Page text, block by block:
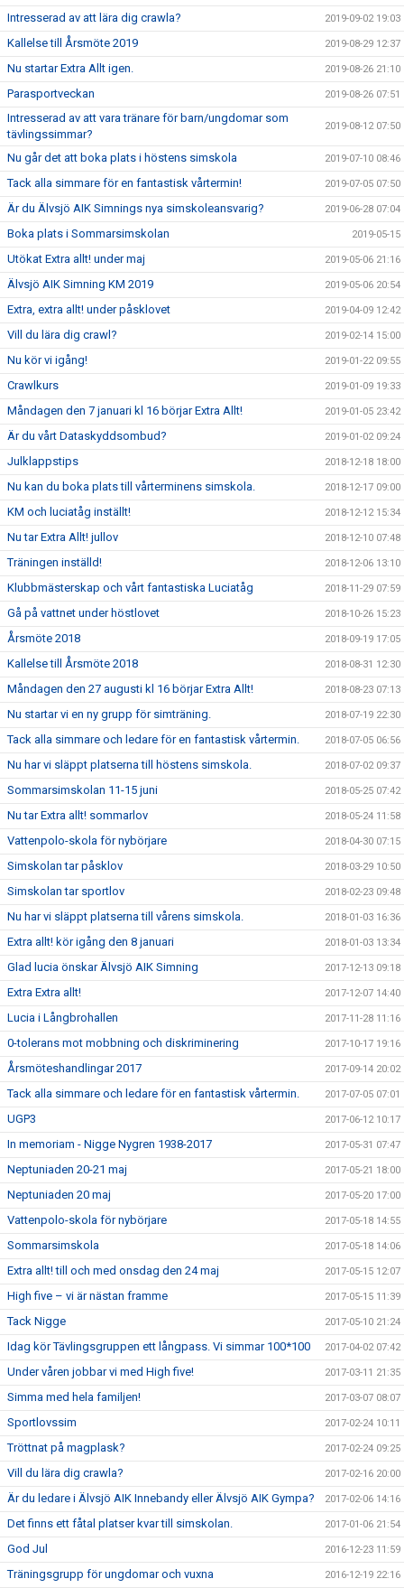
Intresserad av att lära dig crawla? 2019-09-02 19:03
Kallelse till Årsmöte 2019 2019-08-29 12:37
Nu startar Extra Allt igen. 2019-08-26 21:10
Parasportveckan 2019-08-26 07:51
Intresserad av att vara tränare för barn/ungdomar som
tävlingssimmar?
2019-08-12 07:50
Nu går det att boka plats i höstens simskola 2019-07-10 08:46
Tack alla simmare för en fantastisk vårtermin! 2019-07-05 07:50
Är du Älvsjö AIK Simnings nya simskoleansvarig? 2019-06-28 07:04
Boka plats i Sommarsimskolan 2019-05-15
Utökat Extra allt! under maj 2019-05-06 21:16
Älvsjö AIK Simning KM 2019 2019-05-06 20:54
Extra, extra allt! under påsklovet 2019-04-09 12:42
Vill du lära dig crawl? 2019-02-14 15:00
Nu kör vi igång! 2019-01-22 09:55
Crawlkurs 2019-01-09 19:33
Måndagen den 7 januari kl 16 börjar Extra Allt! 2019-01-05 23:42
Är du vårt Dataskyddsombud? 2019-01-02 09:24
Julklappstips 2018-12-18 18:00
Nu kan du boka plats till vårterminens simskola. 2018-12-17 09:00
KM och luciatåg inställt! 2018-12-12 15:34
Nu tar Extra Allt! jullov 2018-12-10 07:48
Träningen inställd! 2018-12-06 13:10
Klubbmästerskap och vårt fantastiska Luciatåg 2018-11-29 07:59
Gå på vattnet under höstlovet 2018-10-26 15:23
Årsmöte 2018 2018-09-19 17:05
Kallelse till Årsmöte 2018 2018-08-31 12:30
Måndagen den 27 augusti kl 16 börjar Extra Allt! 2018-08-23 07:13
Nu startar vi en ny grupp för simträning. 2018-07-19 22:30
Tack alla simmare och ledare för en fantastisk vårtermin. 2018-07-05 06:56
Nu har vi släppt platserna till höstens simskola. 2018-07-02 09:37
Sommarsimskolan 11-15 juni 2018-05-25 07:42
Nu tar Extra allt! sommarlov 2018-05-24 11:58
Vattenpolo-skola för nybörjare 2018-04-30 07:15
Simskolan tar påsklov 2018-03-29 10:50
Simskolan tar sportlov 2018-02-23 09:48
Nu har vi släppt platserna till vårens simskola. 2018-01-03 16:36
Extra allt! kör igång den 8 januari 2018-01-03 13:34
Glad lucia önskar Älvsjö AIK Simning 2017-12-13 09:18
Extra Extra allt! 2017-12-07 14:40
Lucia i Långbrohallen 2017-11-28 11:16
0-tolerans mot mobbning och diskriminering 2017-10-17 19:16
Årsmöteshandlingar 2017 2017-09-14 20:02
Tack alla simmare och ledare för en fantastisk vårtermin. 2017-07-05 07:01
UGP3 2017-06-12 10:17
In memoriam - Nigge Nygren 1938-2017 2017-05-31 07:47
Neptuniaden 20-21 maj 2017-05-21 18:00
Neptuniaden 20 maj 2017-05-20 17:00
Vattenpolo-skola för nybörjare 2017-05-18 14:55
Sommarsimskola 2017-05-18 14:06
Extra allt! till och med onsdag den 24 maj 2017-05-15 12:07
High five – vi är nästan framme 2017-05-15 11:39
Tack Nigge 2017-05-10 21:24
Idag kör Tävlingsgruppen ett långpass. Vi simmar 100*100 2017-04-02 07:42
Under våren jobbar vi med High five! 2017-03-11 21:35
Simma med hela familjen! 2017-03-07 08:07
Sportlovssim 2017-02-24 10:11
Tröttnat på magplask? 2017-02-24 09:25
Vill du lära dig crawla? 2017-02-16 20:00
Är du ledare i Älvsjö AIK Innebandy eller Älvsjö AIK Gympa? 2017-02-06 14:16
Det finns ett fåtal platser kvar till simskolan. 2017-01-06 21:54
God Jul 2016-12-23 11:59
Träningsgrupp för ungdomar och vuxna 2016-12-19 22:16